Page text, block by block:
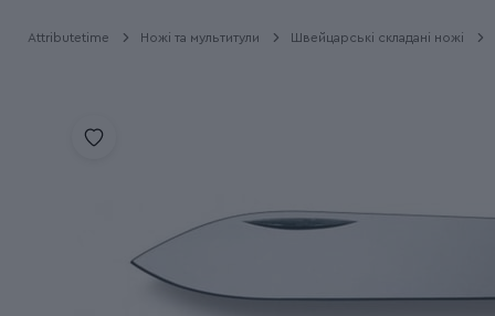
Attributetime Ножі та мультитули Швейцарські складані ножі